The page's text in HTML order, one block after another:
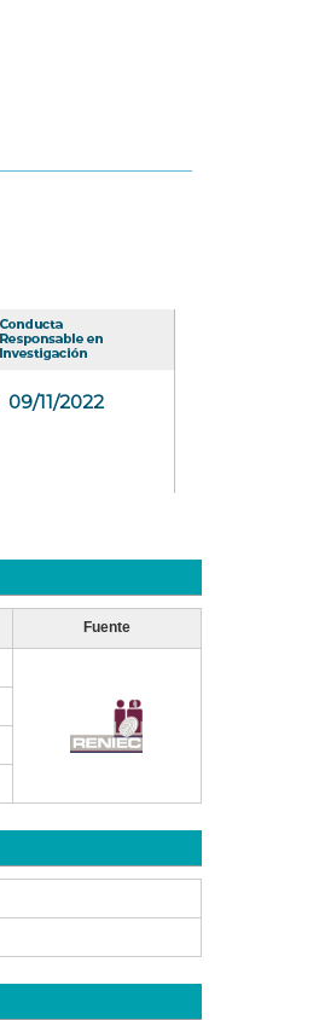
09/11/2022
Fuente